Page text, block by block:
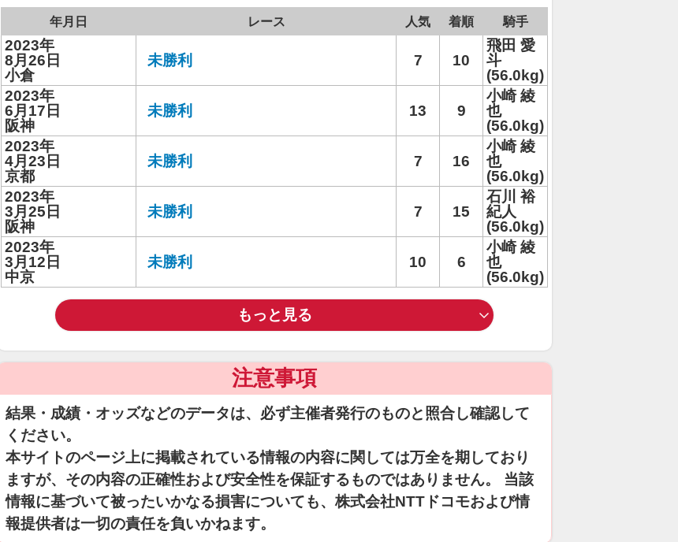
年月日 レース 人気 着順 騎手
2023年
8月26日
小倉
未勝利 7 10
飛田 愛
斗
(56.0kg)
2023年
6月17日
阪神
未勝利 13 9
小崎 綾
也
(56.0kg)
2023年
4月23日
京都
未勝利 7 16
小崎 綾
也
(56.0kg)
2023年
3月25日
阪神
未勝利 7 15
石川 裕
紀人
(56.0kg)
2023年
3月12日
中京
未勝利 10 6
小崎 綾
也
(56.0kg)
もっと見る
注意事項
結果・成績・オッズなどのデータは、必ず主催者発行のものと照合し確認して
ください。
本サイトのページ上に掲載されている情報の内容に関しては万全を期しており
ますが、その内容の正確性および安全性を保証するものではありません。 当該
情報に基づいて被ったいかなる損害についても、株式会社NTTドコモおよび情
報提供者は一切の責任を負いかねます。